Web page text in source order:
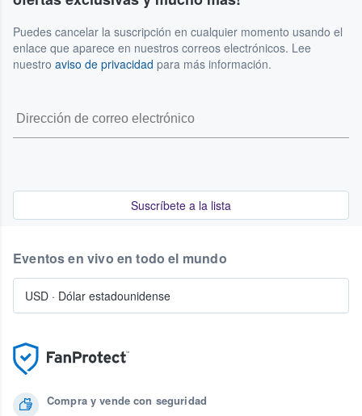
Puedes cancelar la suscripción en cualquier momento usando el
enlace que aparece en nuestros correos electrónicos. Lee
nuestro aviso de privacidad para más información.
Suscríbete a la lista
Compra y vende con seguridad
Eventos en vivo en todo el mundo
USD · Dólar estadounidense